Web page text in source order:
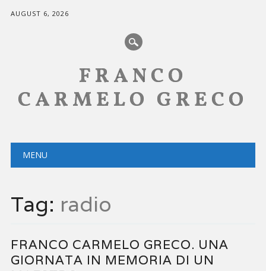
AUGUST 6, 2026
FRANCO
CARMELO GRECO
Main menu
MENU
Tag: radio
FRANCO CARMELO GRECO. UNA
GIORNATA IN MEMORIA DI UN